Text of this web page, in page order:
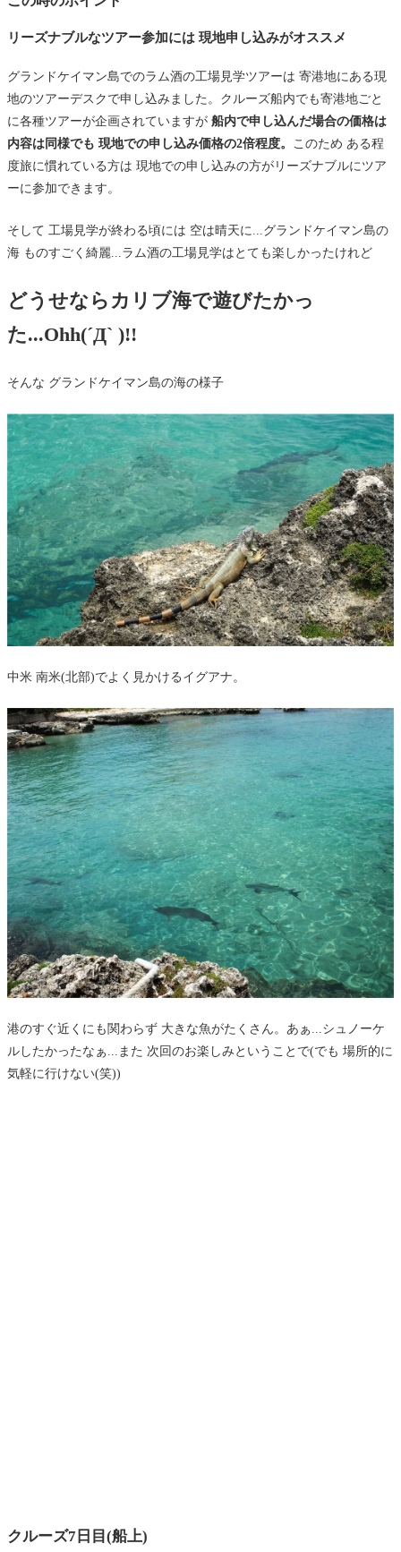
リーズナブルなツアー参加には 現地申し込みがオススメ
グランドケイマン島でのラム酒の工場見学ツアーは 寄港地にある現
地のツアーデスクで申し込みました。クルーズ船内でも寄港地ごと
に各種ツアーが企画されていますが 船内で申し込んだ場合の価格は
内容は同様でも 現地での申し込み価格の2倍程度。
このため ある程
度旅に慣れている方は 現地での申し込みの方がリーズナブルにツア
ーに参加できます。
そして 工場見学が終わる頃には 空は晴天に...グランドケイマン島の
海 ものすごく綺麗...ラム酒の工場見学はとても楽しかったけれど
どうせならカリブ海で遊びたかっ
た...Ohh(´Д` )!!
そんな グランドケイマン島の海の様子
中米 南米(北部)でよく見かけるイグアナ。
港のすぐ近くにも関わらず 大きな魚がたくさん。あぁ...シュノーケ
ルしたかったなぁ...また 次回のお楽しみということで(でも 場所的に
気軽に行けない(笑))
クルーズ7日目(船上)